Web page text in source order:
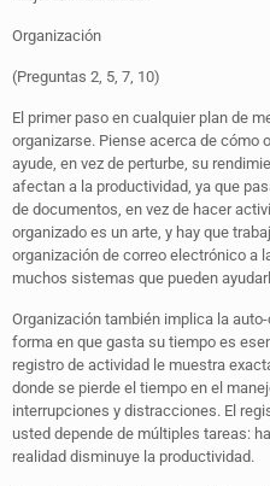
Organización
(Preguntas 2, 5, 7, 10)
El primer paso en cualquier plan de
organizarse. Piense acerca de cómo
ayude, en vez de perturbe, su
afectan a la productividad, ya que
de documentos, en vez de hacer
organizado es un arte, y hay que
organización de correo electrónico a
muchos sistemas que pueden
Organización también implica la
forma en que gasta su tiempo es
registro de actividad le muestra
donde se pierde el tiempo en el
interrupciones y distracciones. El
usted depende de múltiples tareas:
realidad disminuye la productividad.